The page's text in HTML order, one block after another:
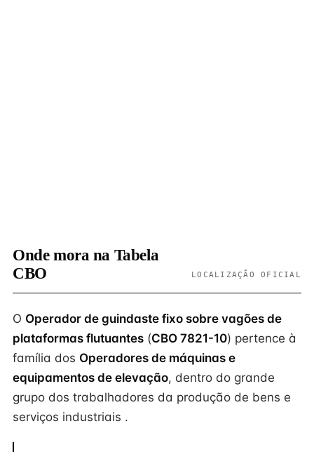
Onde mora na Tabela
CBO
LOCALIZAÇÃO OFICIAL
O Operador de guindaste fixo sobre vagões de
plataformas flutuantes (CBO 7821-10) pertence à
família dos Operadores de máquinas e
equipamentos de elevação, dentro do grande
grupo dos trabalhadores da produção de bens e
serviços industriais .